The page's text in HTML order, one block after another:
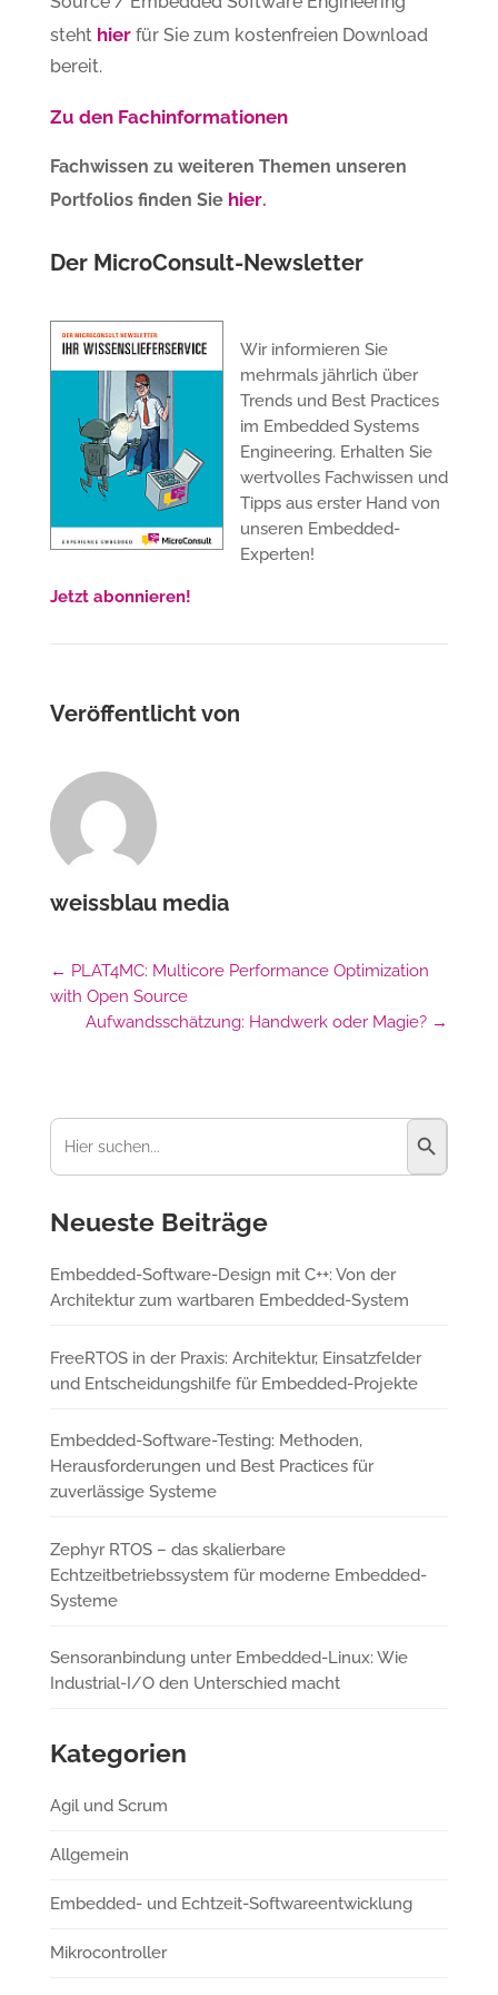
steht hier für Sie zum kostenfreien Download
bereit.
Zu den Fachinformationen
Fachwissen zu weiteren Themen unseren
Portfolios finden Sie hier.
Der MicroConsult-Newsletter
Wir informieren Sie
mehrmals jährlich über
Trends und Best Practices
im Embedded Systems
Engineering. Erhalten Sie
wertvolles Fachwissen und
Tipps aus erster Hand von
unseren Embedded-
Experten!
Jetzt abonnieren!
Veröffentlicht von
weissblau media
← PLAT4MC: Multicore Performance Optimization
with Open Source
Aufwandsschätzung: Handwerk oder Magie? →
Suchen
nach:
Neueste Beiträge
Embedded-Software-Design mit C++: Von der
Architektur zum wartbaren Embedded-System
FreeRTOS in der Praxis: Architektur, Einsatzfelder
und Entscheidungshilfe für Embedded-Projekte
Embedded-Software-Testing: Methoden,
Herausforderungen und Best Practices für
zuverlässige Systeme
Zephyr RTOS – das skalierbare
Echtzeitbetriebssystem für moderne Embedded-
Systeme
Sensoranbindung unter Embedded-Linux: Wie
Industrial-I/O den Unterschied macht
Kategorien
Agil und Scrum
Allgemein
Embedded- und Echtzeit-Softwareentwicklung
Mikrocontroller